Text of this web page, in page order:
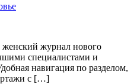
журнал нового
специалистами и
навигация по разделом,
с […]